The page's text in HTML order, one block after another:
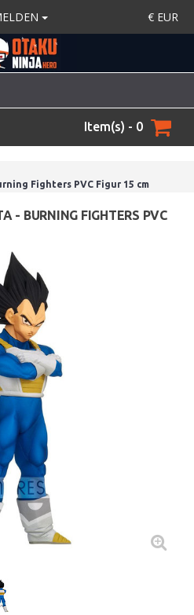
€ EUR
Item(s) - 0
Fighters PVC Figur 15 cm
- BURNING FIGHTERS PVC